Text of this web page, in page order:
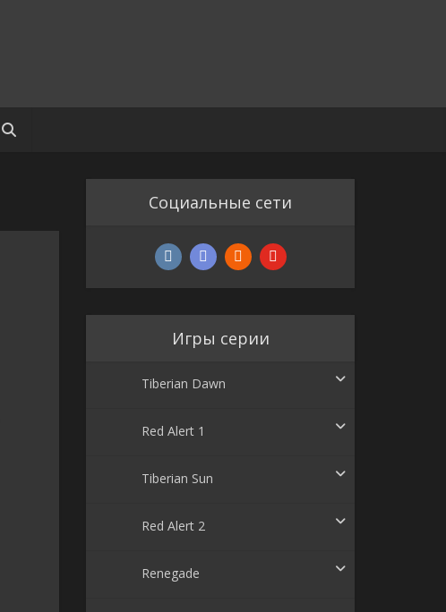
Социальные сети
Игры серии
Tiberian Dawn
Red Alert 1
Tiberian Sun
Red Alert 2
Renegade